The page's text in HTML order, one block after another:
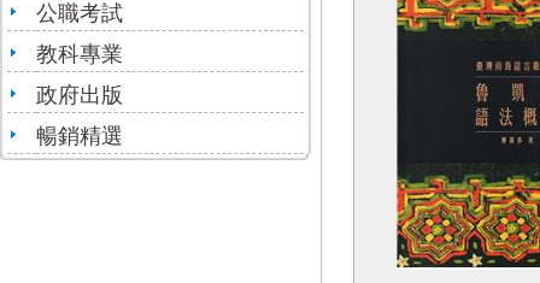
公職考試
教科專業
政府出版
暢銷精選